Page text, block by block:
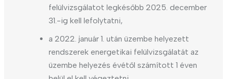
felülvizsgálatot legkésőbb 2025. december
31.-ig kell lefolytatni,
a 2022. január 1. után üzembe helyezett
rendszerek energetikai felülvizsgálatát az
üzembe helyezés évétől számított 1 éven